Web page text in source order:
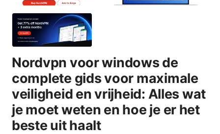
Nordvpn voor windows de
complete gids voor maximale
veiligheid en vrijheid: Alles wat
je moet weten en hoe je er het
beste uit haalt